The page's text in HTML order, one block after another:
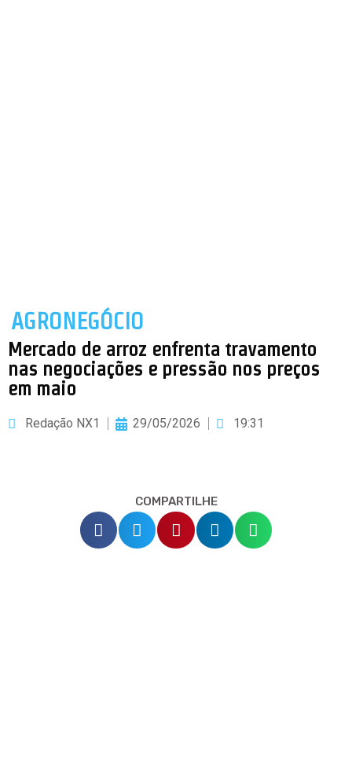
AGRONEGÓCIO
Mercado de arroz enfrenta travamento
nas negociações e pressão nos preços
em maio
Redação NX1 29/05/2026 19:31
COMPARTILHE